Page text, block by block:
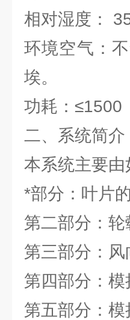
相对湿度：
环境空气：
埃。
功耗：≤1500
二、系统简介
本系统主要由
*部分：叶片
第二部分：
第三部分：
第四部分：
第五部分：